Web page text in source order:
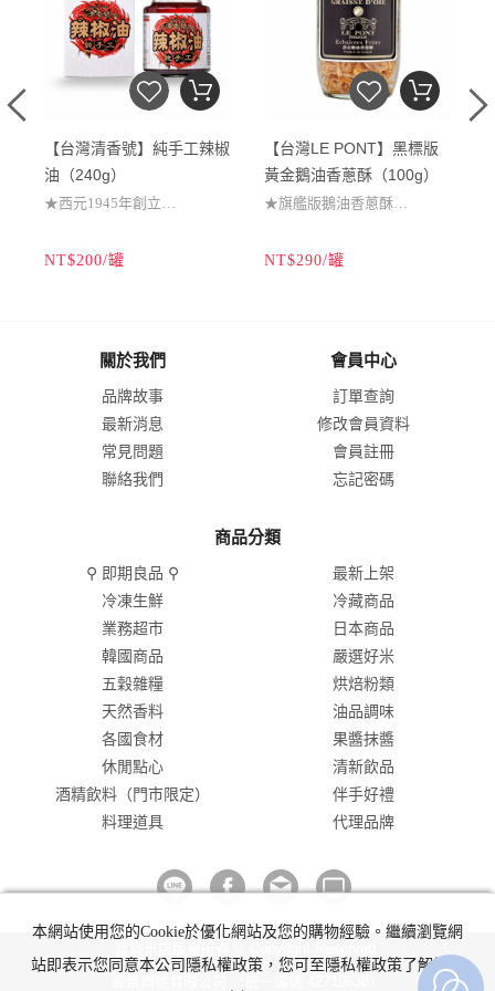
【台灣清香號】純手工辣椒
油（240g）
★西元1945年創立
★辣度強勁椒香迷人
NT$200/罐
【台灣LE PONT】黑標版
黃金鵝油香蔥酥（100g）
★旗艦版鵝油香蔥酥
★手工生產風味絕倫
NT$290/罐
關於我們
品牌故事
最新消息
常見問題
聯絡我們
會員中心
訂單查詢
修改會員資料
會員註冊
忘記密碼
商品分類
⚲ 即期良品 ⚲
最新上架
冷凍生鮮
冷藏商品
業務超市
日本商品
韓國商品
嚴選好米
五穀雜糧
烘焙粉類
天然香料
油品調味
各國食材
果醬抹醬
休閒點心
清新飲品
酒精飲料（門市限定）
伴手好禮
料理道具
代理品牌
本網站使用您的Cookie於優化網站及您的購物經驗。繼續瀏覽網
站即表示您同意本公司隱私權政策，您可至隱私權政策了解詳細